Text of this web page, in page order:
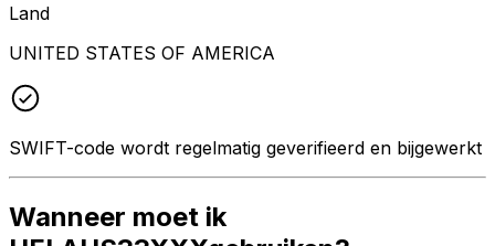
Land
UNITED STATES OF AMERICA
SWIFT-code wordt regelmatig geverifieerd en bijgewerkt
Wanneer moet ik